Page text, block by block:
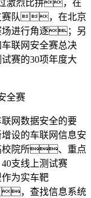
激烈比拼，在
赛队，在北京
场进行角逐；另
联网安全赛总决
赛的30项年度大
全赛
网数据安全的要
设的车联网信息安
院所、重点
支线上测试赛
为实车靶
，查找信息系统